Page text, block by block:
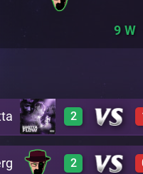
9
2
0 A20
2